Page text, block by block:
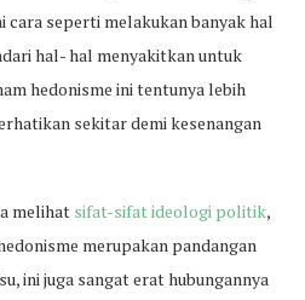
cara seperti melakukan banyak hal
hal- hal menyakitkan untuk
hedonisme ini tentunya lebih
sekitar demi kesenangan
melihat sifat-sifat ideologi politik,
merupakan pandangan
ini juga sangat erat hubungannya